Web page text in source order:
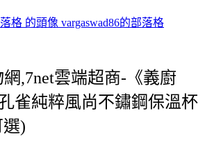
vargaswad86的部落格
網,7net雲端超商-《義廚
雀純粹風尚不鏽鋼保溫杯
)